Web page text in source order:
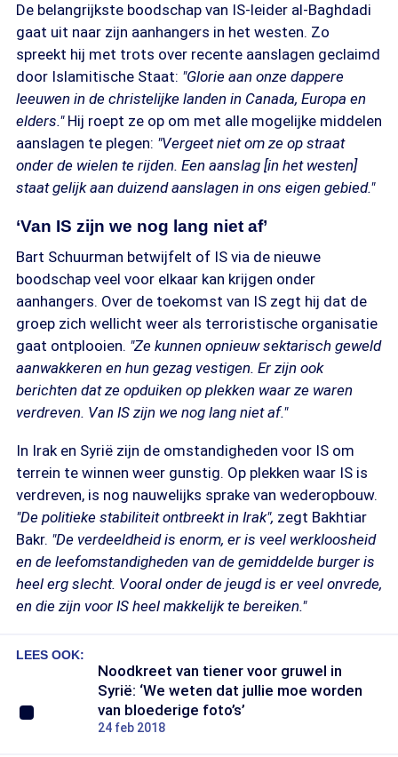
De belangrijkste boodschap van IS-leider al-Baghdadi
gaat uit naar zijn aanhangers in het westen. Zo
spreekt hij met trots over recente aanslagen geclaimd
door Islamitische Staat: "Glorie aan onze dappere
leeuwen in de christelijke landen in Canada, Europa en
elders."Hij roept ze op om met alle mogelijke middelen
aanslagen te plegen: "Vergeet niet om ze op straat
onder de wielen te rijden. Een aanslag [in het westen]
staat gelijk aan duizend aanslagen in ons eigen gebied."
‘Van IS zijn we nog lang niet af’
Bart Schuurman betwijfelt of IS via de nieuwe
boodschap veel voor elkaar kan krijgen onder
aanhangers. Over de toekomst van IS zegt hij dat de
groep zich wellicht weer als terroristische organisatie
gaat ontplooien. "Ze kunnen opnieuw sektarisch geweld
aanwakkeren en hun gezag vestigen. Er zijn ook
berichten dat ze opduiken op plekken waar ze waren
verdreven. Van IS zijn we nog lang niet af."
In Irak en Syrië zijn de omstandigheden voor IS om
terrein te winnen weer gunstig. Op plekken waar IS is
verdreven, is nog nauwelijks sprake van wederopbouw.
"De politieke stabiliteit ontbreekt in Irak", zegt Bakhtiar
Bakr. "De verdeeldheid is enorm, er is veel werkloosheid
en de leefomstandigheden van de gemiddelde burger is
heel erg slecht. Vooral onder de jeugd is er veel onvrede,
en die zijn voor IS heel makkelijk te bereiken."
LEES OOK:
Noodkreet van tiener voor gruwel in
Syrië: ‘We weten dat jullie moe worden
van bloederige foto’s’
24 feb 2018